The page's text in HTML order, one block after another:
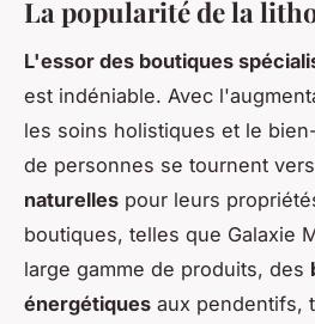
La popularité de la
L'essor des boutiques
est indéniable. Avec
les soins holistiques et le
de personnes se tournent
naturelles pour leurs
boutiques, telles que Galaxie
large gamme de produits, des
énergétiques aux pendentifs,